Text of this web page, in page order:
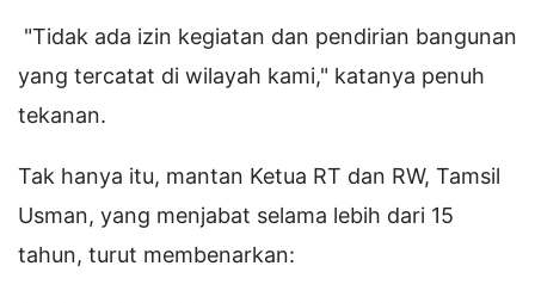
"Tidak ada izin kegiatan dan pendirian bangunan
yang tercatat di wilayah kami," katanya penuh
tekanan.
Tak hanya itu, mantan Ketua RT dan RW, Tamsil
Usman, yang menjabat selama lebih dari 15
tahun, turut membenarkan: